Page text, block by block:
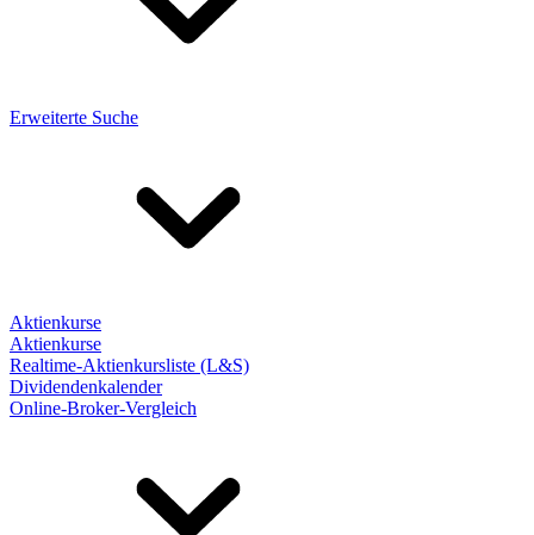
Erweiterte Suche
Aktienkurse
Aktienkurse
Realtime-Aktienkursliste (L&S)
Dividendenkalender
Online-Broker-Vergleich